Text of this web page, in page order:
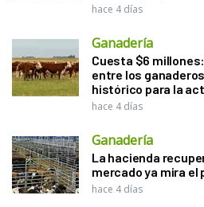
hace 4 días
Ganadería
Cuesta $6
entre los
histórico para la
hace 4 días
Ganadería
La hacienda
mercado ya mira el
hace 4 días